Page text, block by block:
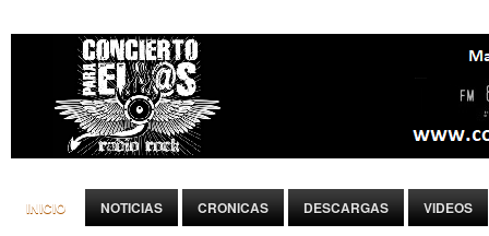
INICIO NOTICIAS CRONICAS DESCARGAS VIDEOS